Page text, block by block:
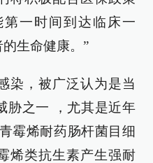
一时间到达临床一
生命健康。”
染，被广泛认为是当
胁之一 ，尤其是近年
霉烯耐药肠杆菌目细
烯类抗生素产生强耐